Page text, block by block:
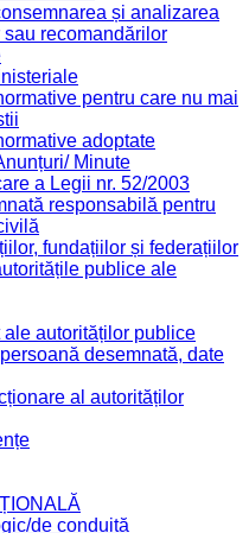
și analizarea
recomandărilor
pentru care nu mai
adoptate
Minute
a Legii nr. 52/2003
responsabilă pentru
fundațiilor și federațiilor
publice ale
autorităților publice
desemnată, date
al autorităților
de conduită